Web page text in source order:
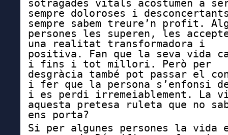
sotragades vitals acostumen a
sempre doloroses i
sempre sabem treure’n profit.
persones les superen, les
una realitat transformadora i
positiva. Fan que la seva vida
i fins i tot millori. Però per
desgràcia també pot passar el
i fer que la persona s’enfonsi
i es perdi irremeiablement. La
aquesta pretesa ruleta que no
ens porta?
Si per algunes persones la vida